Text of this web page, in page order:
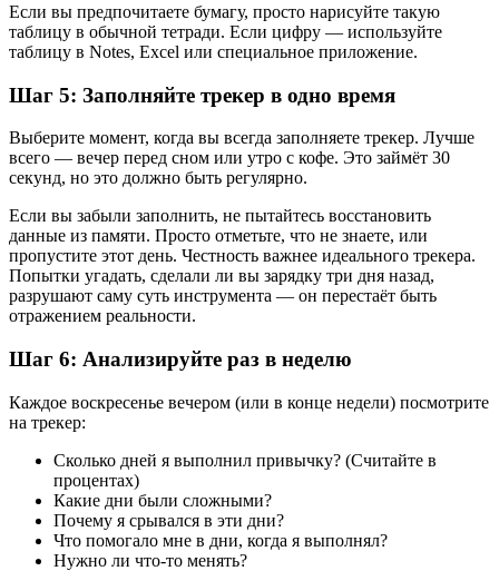
Если вы предпочитаете бумагу, просто нарисуйте такую
таблицу в обычной тетради. Если цифру — используйте
таблицу в Notes, Excel или специальное приложение.
Шаг 5: Заполняйте трекер в одно время
Выберите момент, когда вы всегда заполняете трекер. Лучше
всего — вечер перед сном или утро с кофе. Это займёт 30
секунд, но это должно быть регулярно.
Если вы забыли заполнить, не пытайтесь восстановить
данные из памяти. Просто отметьте, что не знаете, или
пропустите этот день. Честность важнее идеального трекера.
Попытки угадать, сделали ли вы зарядку три дня назад,
разрушают саму суть инструмента — он перестаёт быть
отражением реальности.
Шаг 6: Анализируйте раз в неделю
Каждое воскресенье вечером (или в конце недели) посмотрите
на трекер:
Сколько дней я выполнил привычку? (Считайте в
процентах)
Какие дни были сложными?
Почему я срывался в эти дни?
Что помогало мне в дни, когда я выполнял?
Нужно ли что-то менять?